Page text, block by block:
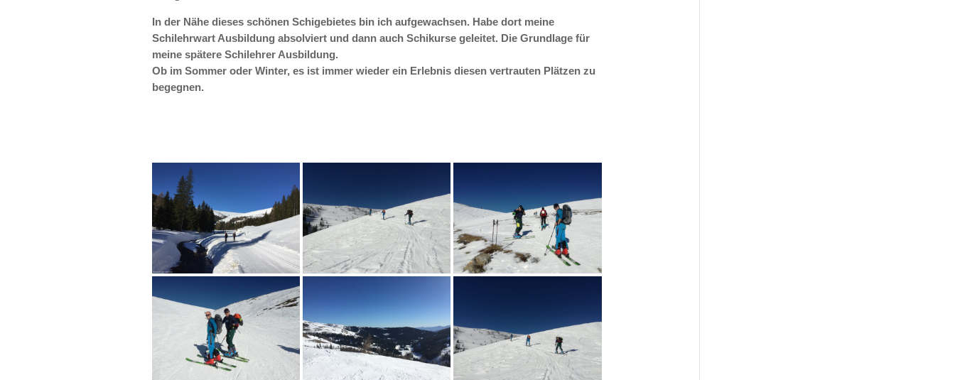
In der Nähe dieses schönen Schigebietes bin ich aufgewachsen. Habe dort meine
Schilehrwart Ausbildung absolviert und dann auch Schikurse geleitet. Die Grundlage für
meine spätere Schilehrer Ausbildung.
Ob im Sommer oder Winter, es ist immer wieder ein Erlebnis diesen vertrauten Plätzen zu
begegnen.